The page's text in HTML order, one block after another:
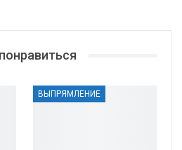
ВЫПРЯМЛЕНИЕ